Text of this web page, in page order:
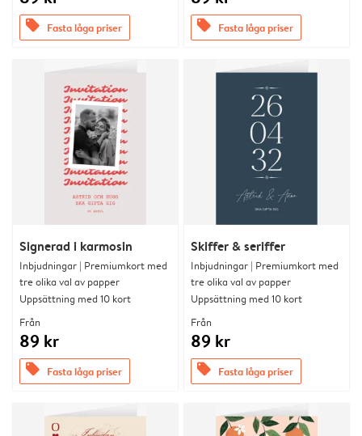
offers Fasta låga priser offers Fasta låga priser
Signerad i karmosin
Inbjudningar | Premiumkort med
tre olika val av papper
Uppsättning med 10 kort
Från
89 kr
offers Fasta låga priser
Skiffer & seriffer
Inbjudningar | Premiumkort med
tre olika val av papper
Uppsättning med 10 kort
Från
89 kr
offers Fasta låga priser